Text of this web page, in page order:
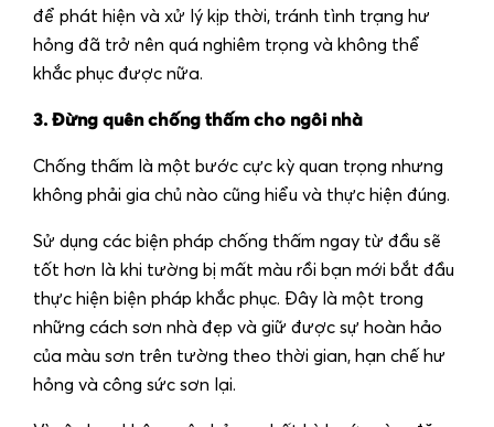
để phát hiện và xử lý kịp thời, tránh tình trạng hư
hỏng đã trở nên quá nghiêm trọng và không thể
khắc phục được nữa.
3. Đừng quên chống thấm cho ngôi nhà
Chống thấm là một bước cực kỳ quan trọng nhưng
không phải gia chủ nào cũng hiểu và thực hiện đúng.
Sử dụng các biện pháp chống thấm ngay từ đầu sẽ
tốt hơn là khi tường bị mất màu rồi bạn mới bắt đầu
thực hiện biện pháp khắc phục. Đây là một trong
những cách sơn nhà đẹp và giữ được sự hoàn hảo
của màu sơn trên tường theo thời gian, hạn chế hư
hỏng và công sức sơn lại.